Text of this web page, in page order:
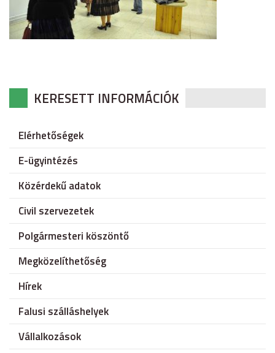
KERESETT INFORMÁCIÓK
Elérhetőségek
E-ügyintézés
Közérdekű adatok
Civil szervezetek
Polgármesteri köszöntő
Megközelíthetőség
Hírek
Falusi szálláshelyek
Vállalkozások